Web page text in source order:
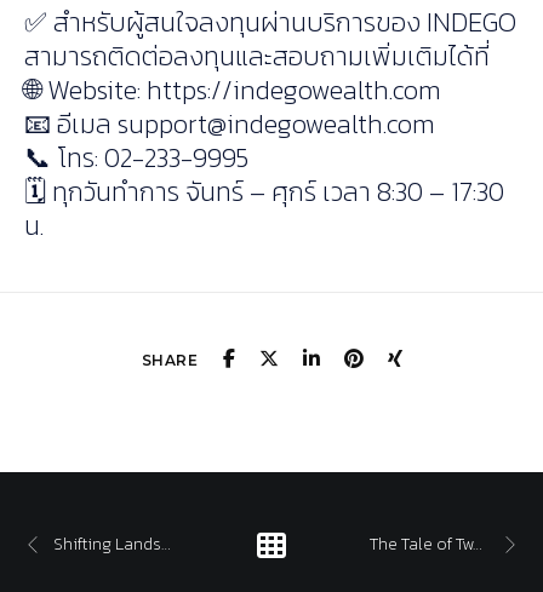
✅ สำหรับผู้สนใจลงทุนผ่านบริการของ INDEGO
สามารถติดต่อลงทุนและสอบถามเพิ่มเติมได้ที่
🌐 Website: https://indegowealth.com
📧 อีเมล support@indegowealth.com
📞 โทร: 02-233-9995
🗓 ทุกวันทำการ จันทร์ – ศุกร์ เวลา 8:30 – 17:30
น.
SHARE
Shifting Landscape The Tale of Two Blocs